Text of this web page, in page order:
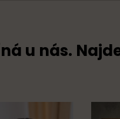
u nás.